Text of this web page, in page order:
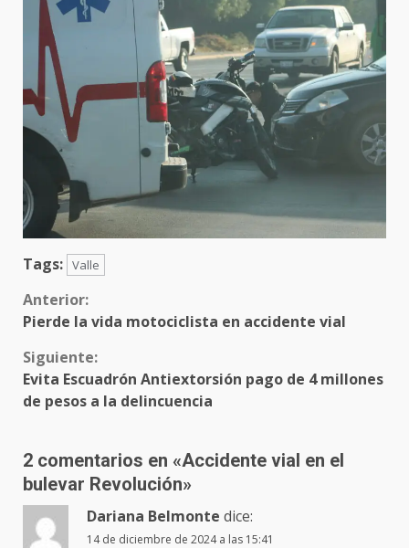
Tags: Valle
Sigue
Anterior:
Pierde la vida motociclista en accidente vial
Siguiente:
Evita Escuadrón Antiextorsión pago de 4 millones
de pesos a la delincuencia
2 comentarios en «Accidente vial en el
bulevar Revolución»
Dariana Belmonte dice:
14 de diciembre de 2024 a las 15:41